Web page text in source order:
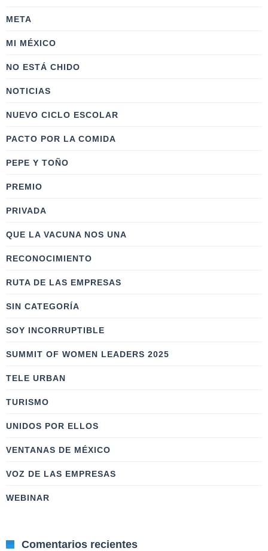
META
MI MÉXICO
NO ESTÁ CHIDO
NOTICIAS
NUEVO CICLO ESCOLAR
PACTO POR LA COMIDA
PEPE Y TOÑO
PREMIO
PRIVADA
QUE LA VACUNA NOS UNA
RECONOCIMIENTO
RUTA DE LAS EMPRESAS
SIN CATEGORÍA
SOY INCORRUPTIBLE
SUMMIT OF WOMEN LEADERS 2025
TELE URBAN
TURISMO
UNIDOS POR ELLOS
VENTANAS DE MÉXICO
VOZ DE LAS EMPRESAS
WEBINAR
Comentarios recientes